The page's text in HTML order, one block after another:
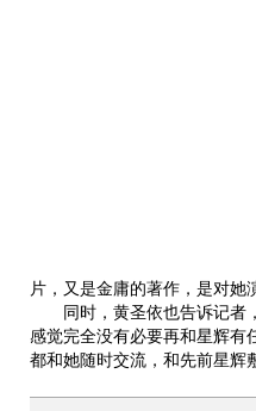
片，又是金庸的著作，是对她
同时，黄圣依也告诉记者，
感觉完全没有必要再和星辉有
都和她随时交流，和先前星辉